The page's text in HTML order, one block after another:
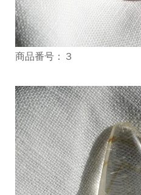
商品番号：３